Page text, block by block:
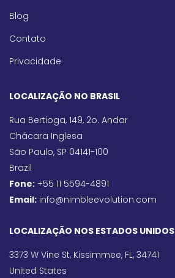
Blog
Contato
Privacidade
LOCALIZAÇÃO NO BRASIL
Rua Bertioga, 149, 2o. Andar
Chácara Inglesa
São Paulo, SP 04141-100
Brazil
Fone: +55 11 5594-4891
Email: info@nimbleevolution.com
LOCALIZAÇÃO NOS ESTADOS UNIDOS
3373 W Vine St, Kissimmee, FL, 34741
United States